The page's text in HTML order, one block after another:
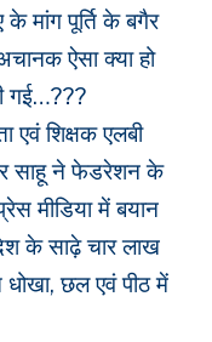
मांग पूर्ति के बगैर
ऐसा क्या हो
गई…???
एवं शिक्षक एलबी
साहू ने फेडरेशन के
मीडिया में बयान
के साढ़े चार लाख
धोखा, छल एवं पीठ में